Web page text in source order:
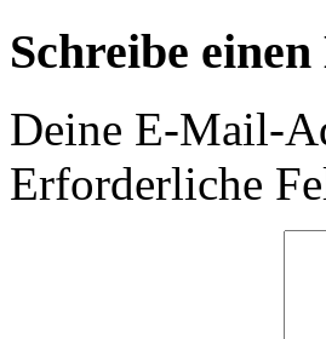
Schreibe
Deine E-Mail-
Erforderliche